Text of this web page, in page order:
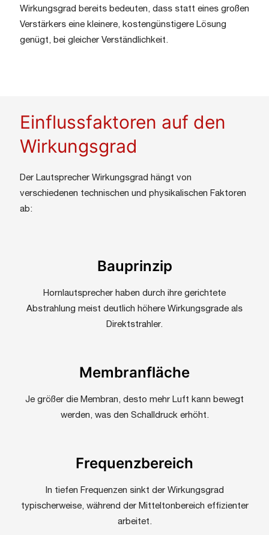
Wirkungsgrad bereits bedeuten, dass statt eines großen
Verstärkers eine kleinere, kostengünstigere Lösung
genügt, bei gleicher Verständlichkeit.
Einflussfaktoren auf den
Wirkungsgrad
Der Lautsprecher Wirkungsgrad hängt von
verschiedenen technischen und physikalischen Faktoren
ab:
Bauprinzip
Hornlautsprecher haben durch ihre gerichtete
Abstrahlung meist deutlich höhere Wirkungsgrade als
Direktstrahler.
Membranfläche
Je größer die Membran, desto mehr Luft kann bewegt
werden, was den Schalldruck erhöht.
Frequenzbereich
In tiefen Frequenzen sinkt der Wirkungsgrad
typischerweise, während der Mitteltonbereich effizienter
arbeitet.